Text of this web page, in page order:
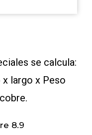
se calcula:
largo x Peso
8.9